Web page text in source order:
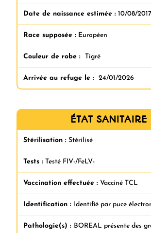
Date de naissance estimée : 10/08/2017
Race supposée : Européen
Couleur de robe : Tigré
Arrivée au refuge le : 24/01/2026
ÉTAT SANITAIRE
Stérilisation : Stérilisé
Tests : Testé FIV-/FeLV-
Vaccination effectuée : Vacciné TCL
Identification : Identifié par puce
Pathologie(s) : BOREAL présente des